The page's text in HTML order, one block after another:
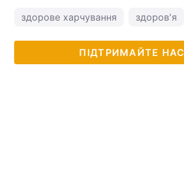
здорове харчування здоров'я
ПІДТРИМАЙТЕ НАС